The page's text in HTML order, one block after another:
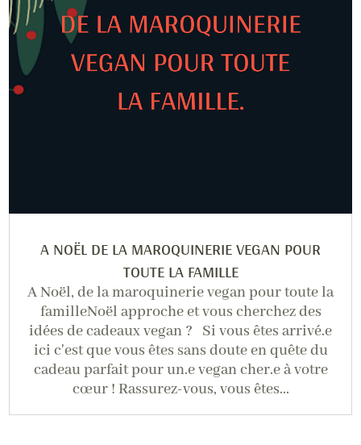
A NOËL DE LA MAROQUINERIE VEGAN POUR
TOUTE LA FAMILLE
A Noël, de la maroquinerie vegan pour toute la
familleNoël approche et vous cherchez des
idées de cadeaux vegan ? Si vous êtes arrivé.e
ici c'est que vous êtes sans doute en quête du
cadeau parfait pour un.e vegan cher.e à votre
cœur ! Rassurez-vous, vous êtes...